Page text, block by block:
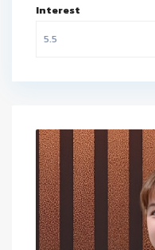
Interest